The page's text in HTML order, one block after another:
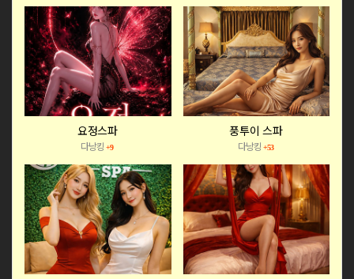
요정스파
다낭킹+9
풍투이 스파
다낭킹 +53